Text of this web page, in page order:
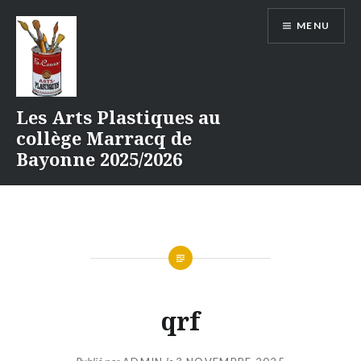
contenu
Les Arts Plastiques au
collège Marracq de
Bayonne 2025/2026
MENU
qrf